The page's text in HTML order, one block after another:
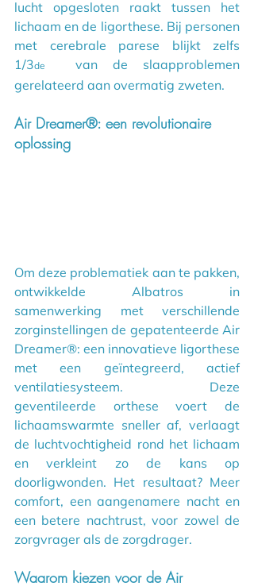
lucht opgesloten raakt tussen het
lichaam en de ligorthese. Bij personen
met cerebrale parese blijkt zelfs
1/3de
van de slaapproblemen
gerelateerd aan overmatig zweten.
Air Dreamer®: een revolutionaire
oplossing
Om deze problematiek aan te pakken,
ontwikkelde Albatros in
samenwerking met verschillende
zorginstellingen de gepatenteerde Air
Dreamer®: een innovatieve ligorthese
met een geïntegreerd, actief
ventilatiesysteem. Deze
geventileerde orthese voert de
lichaamswarmte sneller af, verlaagt
de luchtvochtigheid rond het lichaam
en verkleint zo de kans op
doorligwonden. Het resultaat? Meer
comfort, een aangenamere nacht en
een betere nachtrust, voor zowel de
zorgvrager als de zorgdrager.
Waarom kiezen voor de Air